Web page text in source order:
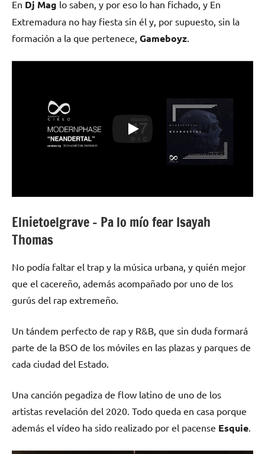
En Dj Mag lo saben, y por eso lo han fichado, y En
Extremadura no hay fiesta sin él y, por supuesto, sin la
formación a la que pertenece, Gameboyz.
Elnietoelgrave – Pa lo mío fear Isayah
Thomas
No podía faltar el trap y la música urbana, y quién mejor
que el cacereño, además acompañado por uno de los
gurús del rap extremeño.
Un tándem perfecto de rap y R&B, que sin duda formará
parte de la BSO de los móviles en las plazas y parques de
cada ciudad del Estado.
Una canción pegadiza de flow latino de uno de los
artistas revelación del 2020. Todo queda en casa porque
además el vídeo ha sido realizado por el pacense Esquie.